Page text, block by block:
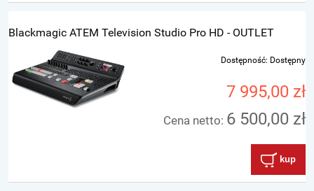
Blackmagic ATEM Television Studio Pro HD - OUTLET
Dostępność: Dostępny
7 995,00 zł
Cena netto: 6 500,00 zł
kup